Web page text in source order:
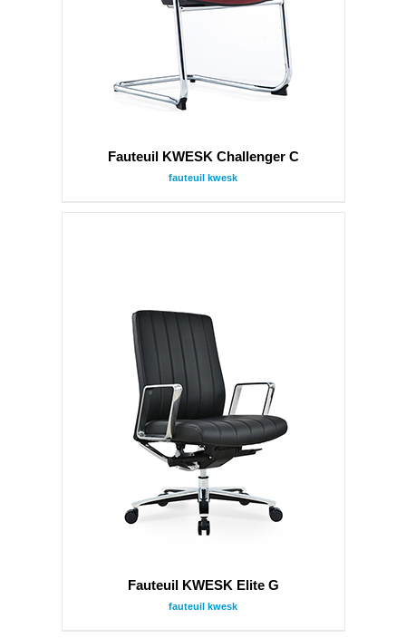
Fauteuil KWESK Challenger C
fauteuil kwesk
Fauteuil KWESK Elite G
fauteuil kwesk